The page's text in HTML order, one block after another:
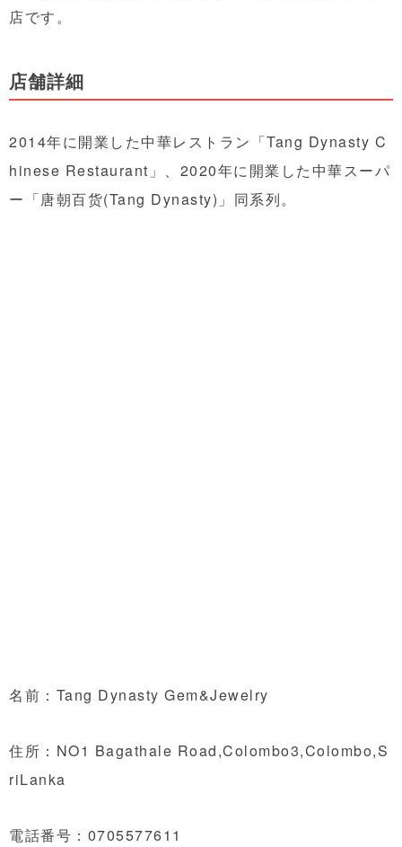
店です。
店舗詳細
2014年に開業した中華レストラン「Tang Dynasty C
hinese Restaurant」、2020年に開業した中華スーパ
ー「唐朝百货(Tang Dynasty)」同系列。
名前：Tang Dynasty Gem&Jewelry
住所：NO1 Bagathale Road,Colombo3,Colombo,S
riLanka
電話番号：0705577611